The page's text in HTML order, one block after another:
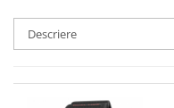
Descriere